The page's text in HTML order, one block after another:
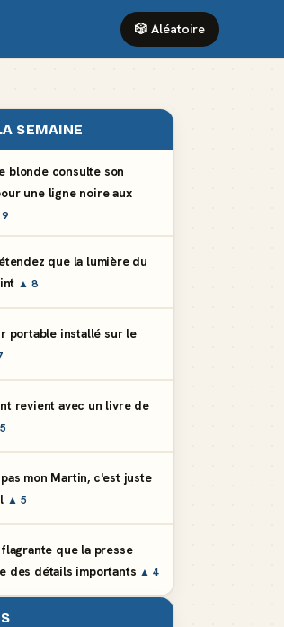
🎲 Aléatoire
SEMAINE
blonde consulte son
une ligne noire aux
que la lumière du
▲ 8
portable installé sur le
revient avec un livre de
mon Martin, c'est juste
▲ 5
que la presse
des détails importants ▲ 4